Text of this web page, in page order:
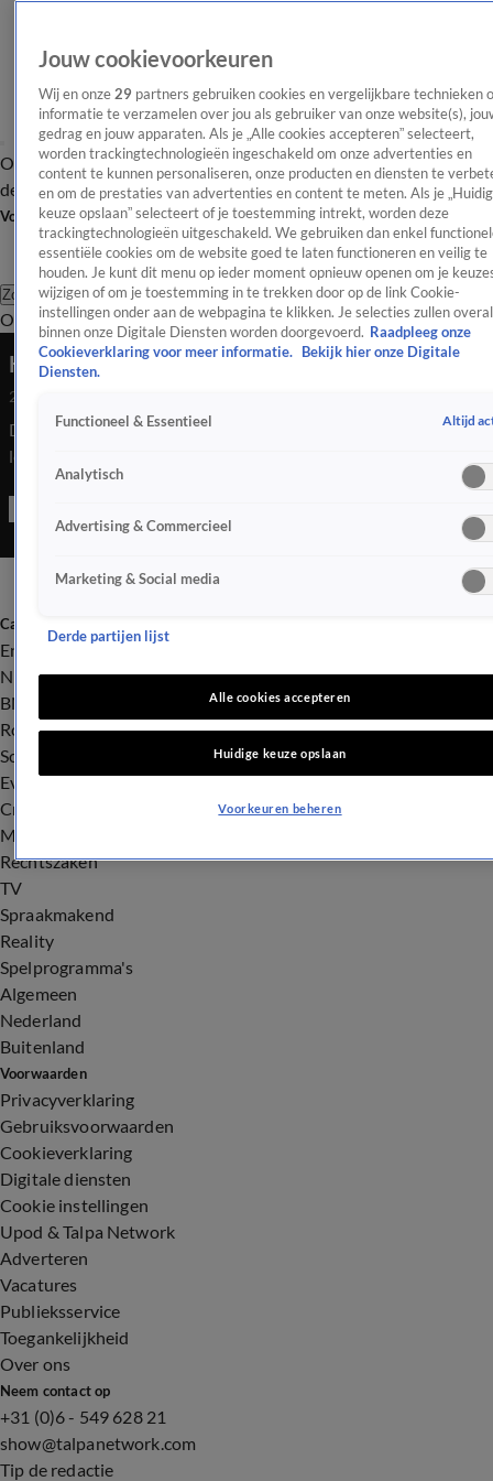
OverzichtAfleveringen Entertainment TV Algemeen
Tip
de redactieNieuwsbrief
Volg Shownieuws
Zoeken
OverzichtEntertainmentSpraakmakendRealityCrimeVideo's
Hulk Hogan overleden
24 juli 2025, 23:23
De Amerikaanse showworstelaar Hulk Hogan is op 71-jarige
leeftijd overleden. De flamboyante Terry Gene Bollea, zoals hij
echt heette, was met zijn bandana en forse snor ook buiten de
Categorieën
Entertainment
Nieuws
BN'ers
Royalty
Songfestival
Evenementen
Crime
Misdaad
Rechtszaken
TV
Spraakmakend
Reality
Spelprogramma's
Algemeen
Nederland
Buitenland
Voorwaarden
Privacyverklaring
Gebruiksvoorwaarden
Cookieverklaring
Digitale diensten
Cookie instellingen
Upod & Talpa Network
Adverteren
Vacatures
Publieksservice
Toegankelijkheid
Over ons
Neem contact op
+31 (0)6 - 549 628 21
show@talpanetwork.com
Tip de redactie
Jouw cookievoorkeuren
Wij en onze 29 partners gebruiken cookies en vergelijkbare technieken
informatie te verzamelen over jou als gebruiker van onze website(s),
gedrag en jouw apparaten. Als je „Alle cookies accepteren” selecteert,
worden trackingtechnologieën ingeschakeld om onze advertenties en
content te kunnen personaliseren, onze producten en diensten te
en om de prestaties van advertenties en content te meten. Als je
keuze opslaan” selecteert of je toestemming intrekt, worden deze
trackingtechnologieën uitgeschakeld. We gebruiken dan enkel
essentiële cookies om de website goed te laten functioneren en veilig te
houden. Je kunt dit menu op ieder moment opnieuw openen om je
wijzigen of om je toestemming in te trekken door op de link Cookie-
instellingen onder aan de webpagina te klikken. Je selecties zullen overal
binnen onze Digitale Diensten worden doorgevoerd. Raadpleeg onze
Cookieverklaring voor meer informatie.
Bekijk hier onze Digitale
Diensten.
Functioneel & Essentieel Altijd
Analytisch
Advertising & Commercieel
Marketing & Social media
Derde partijen lijst
Alle cookies accepteren
Huidige keuze opslaan
Voorkeuren beheren